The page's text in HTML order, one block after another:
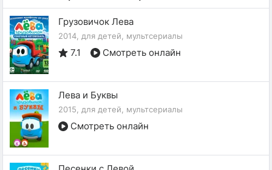
Грузовичок Лева
2014, для детей, мультсериалы
7.1 Смотреть онлайн
Лева и Буквы
2015, для детей, мультсериалы
Смотреть онлайн